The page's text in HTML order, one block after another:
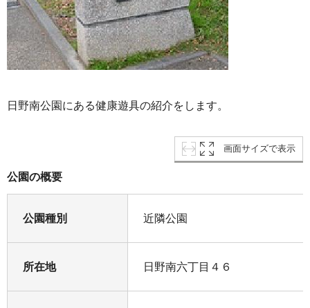
日野南公園にある健康遊具の紹介をします。
画面サイズで表示
公園の概要
公園種別 近隣公園
所在地 日野南六丁目４６